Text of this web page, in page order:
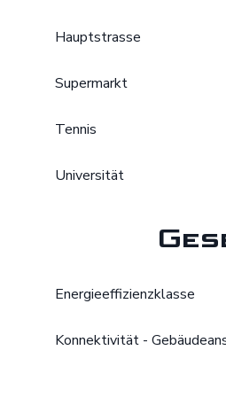
Hauptstrasse
Supermarkt
Tennis
Universität
Energieeffizienzklasse
Konnektivität -